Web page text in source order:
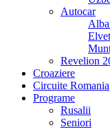
Autocar
Revelion
Croaziere
Circuite Romania
Programe
Rusalii
Seniori